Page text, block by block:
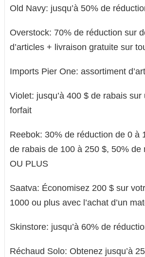
Old Navy: jusqu’à 50% de
Overstock: 70% de réduction sur
d’articles + livraison gratuite sur
Imports Pier One: assortiment
Violet: jusqu’à 400 $ de rabais
forfait
Reebok: 30% de réduction de 0 à
de rabais de 100 à 250 $, 50% de
OU PLUS
Saatva: Économisez 200 $ sur
1000 ou plus avec l’achat d’un
Skinstore: jusqu’à 60% de
Réchaud Solo: Obtenez jusqu’à